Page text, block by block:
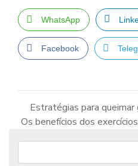
WhatsApp
Facebook
Navegação
Post
Estratégias para
Os benefícios dos